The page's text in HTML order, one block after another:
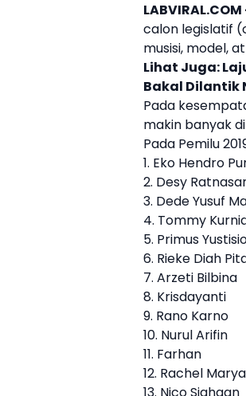
LABVIRAL.COM
calon legislatif
musisi, model,
Lihat Juga:
Bakal Dilantik
Pada
makin banyak
Pada Pemilu
1. Eko Hendro
2. Desy
3. Dede Yusuf
4. Tommy
5. Primus
6. Rieke Diah
7. Arzeti Bilbina
8. Krisdayanti
9. Rano Karno
10. Nurul Arifin
11. Farhan
12. Rachel